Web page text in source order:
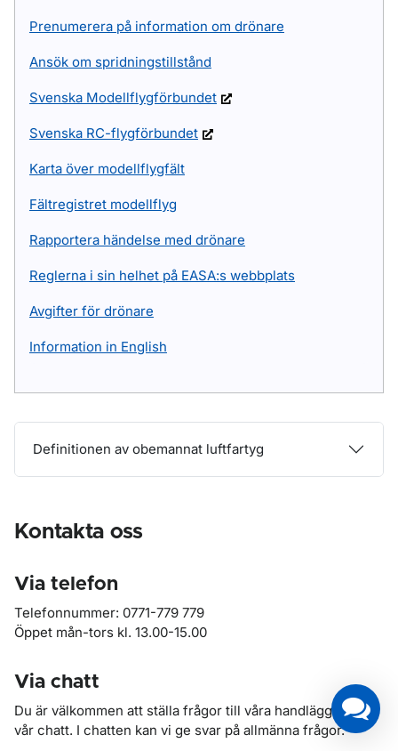
Prenumerera på information om drönare
Ansök om spridningstillstånd
Svenska Modellflygförbundet
Svenska RC-flygförbundet
Karta över modellflygfält
Fältregistret modellflyg
Rapportera händelse med drönare
Reglerna i sin helhet på EASA:s webbplats
Avgifter för drönare
Information in English
Definitionen av obemannat luftfartyg
Kontakta oss
Via telefon
Telefonnummer: 0771-779 779
Öppet mån-tors kl. 13.00-15.00
Via chatt
Du är välkommen att ställa frågor till våra handläggare via
vår chatt. I chatten kan vi ge svar på allmänna frågor.